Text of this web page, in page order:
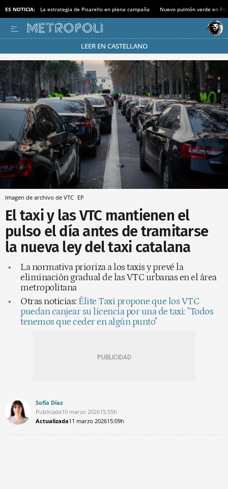
ES NOTICIA: La estrategia de Pisarello en plena campaña Nuevo pulmón verde en
LEER EN CASTELLANO
Pásate al MODO AHORRO
Imagen de archivo de VTC EP
El taxi y las VTC mantienen el
pulso el día antes de tramitarse
la nueva ley del taxi catalana
La normativa prioriza a los taxis y prevé la
eliminación gradual de las VTC urbanas en el área
metropolitana
Otras noticias: Élite Taxi propone que los VTC
puedan canjear su licencia por una de taxi: "Todos
tenemos que ceder en algún punto"
Sofía Díaz
Publicada10 marzo 202615:55h
Actualizada11 marzo 202615:09h